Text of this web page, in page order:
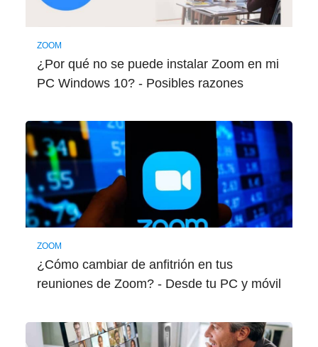
ZOOM
¿Por qué no se puede instalar Zoom en mi
PC Windows 10? - Posibles razones
ZOOM
¿Cómo cambiar de anfitrión en tus
reuniones de Zoom? - Desde tu PC y móvil